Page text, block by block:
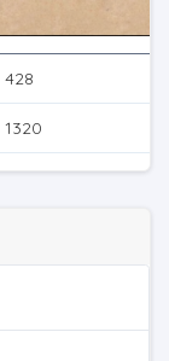
428
1320